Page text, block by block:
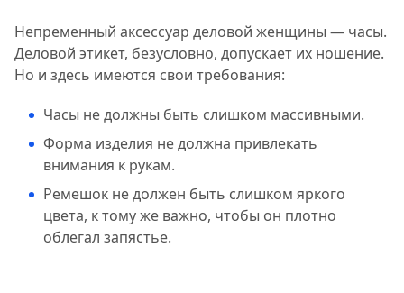
Непременный аксессуар деловой женщины — часы.
Деловой этикет, безусловно, допускает их ношение.
Но и здесь имеются свои требования:
Часы не должны быть слишком массивными.
Форма изделия не должна привлекать
внимания к рукам.
Ремешок не должен быть слишком яркого
цвета, к тому же важно, чтобы он плотно
облегал запястье.